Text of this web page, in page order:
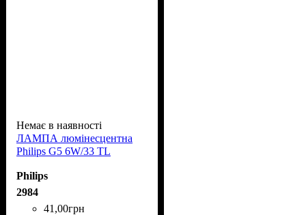
Немає в наявності
ЛАМПА люмінесцентна
Phіlіps G5 6W/33 TL
Philips
2984
41 ,00грн